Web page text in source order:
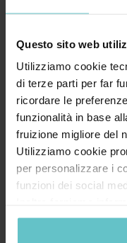
Questo sito web
Utilizziamo cookie
di terze parti per far
ricordare le
funzionalità in base
fruizione migliore del
Utilizziamo cookie
per personalizzare i
funzioni dei social
nostro sito ai nostri
dati web, pubblicità e
Nome*
Cognome*
Azienda*